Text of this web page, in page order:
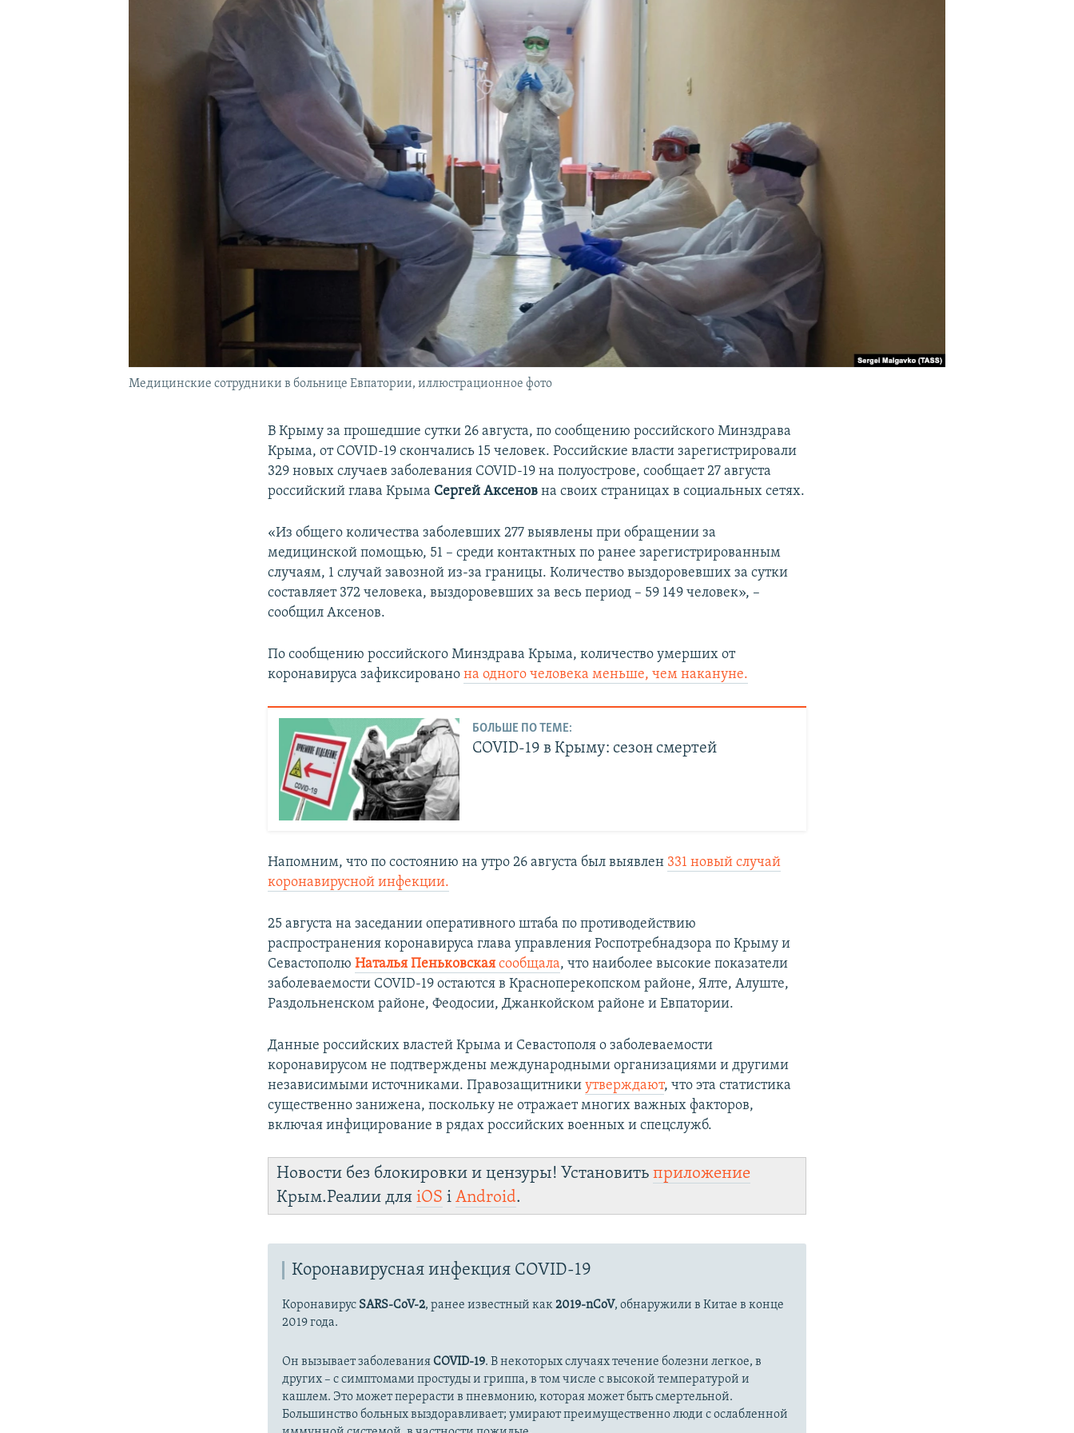
Медицинские сотрудники в больнице Евпатории, иллюстрационное фото
В Крыму за прошедшие сутки 26 августа, по сообщению российского Минздрава
Крыма, от COVID-19 скончались 15 человек. Российские власти зарегистрировали
329 новых случаев заболевания COVID-19 на полуострове, сообщает 27 августа
российский глава Крыма Сергей Аксенов на своих страницах в социальных сетях.
«Из общего количества заболевших 277 выявлены при обращении за
медицинской помощью, 51 – среди контактных по ранее зарегистрированным
случаям, 1 случай завозной из-за границы. Количество выздоровевших за сутки
составляет 372 человека, выздоровевших за весь период – 59 149 человек», –
сообщил Аксенов.
По сообщению российского Минздрава Крыма, количество умерших от
коронавируса зафиксированона одного человека меньше, чем накануне.
БОЛЬШЕ ПО ТЕМЕ:
COVID-19 в Крыму: сезон смертей
Напомним, что по состоянию на утро 26 августа был выявлен 331 новый случай
коронавирусной инфекции.
25 августа на заседании оперативного штаба по противодействию
распространения коронавируса глава управления Роспотребнадзора по Крыму и
СевастополюНаталья Пеньковскаясообщала, что наиболее высокие показатели
заболеваемости COVID-19 остаются в Красноперекопском районе, Ялте, Алуште,
Раздольненском районе, Феодосии, Джанкойском районе и Евпатории.
Данные российских властей Крыма и Севастополя о заболеваемости
коронавирусом не подтверждены международными организациями и другими
независимыми источниками. Правозащитникиутверждают, что эта статистика
существенно занижена, поскольку не отражает многих важных факторов,
включая инфицирование в рядах российских военных и спецслужб.
Новости без блокировки и цензуры! Установитьприложение
Крым.Реалии дляiOS іAndroid.
Коронавирусная инфекция COVID-19
Коронавирус SARS-CoV-2, ранее известный как2019-nCoV, обнаружили в Китае в конце
2019 года.
Он вызывает заболеванияCOVID-19. В некоторых случаях течение болезни легкое, в
других – с симптомами простуды и гриппа, в том числе с высокой температурой и
кашлем. Это может перерасти в пневмонию, которая может быть смертельной.
Большинство больных выздоравливает; умирают преимущественно люди с ослабленной